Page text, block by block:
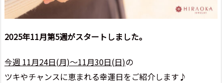
2025年11月第5週がスタートしました。
今週 11月24日(月)～11月30日(日)の
ツキやチャンスに恵まれる幸運日をご紹介します♪